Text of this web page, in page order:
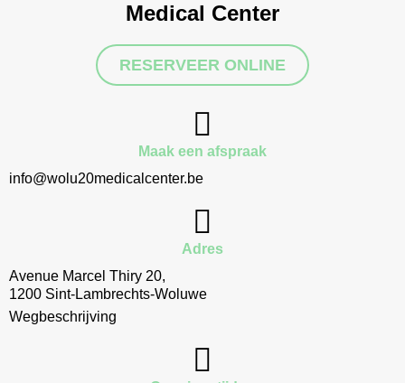
Medical Center
RESERVEER ONLINE
Maak een afspraak
info@wolu20medicalcenter.be
Adres
Avenue Marcel Thiry 20,
1200 Sint-Lambrechts-Woluwe
Wegbeschrijving